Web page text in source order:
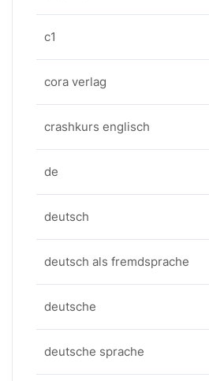
c1
cora verlag
crashkurs englisch
de
deutsch
deutsch als fremdsprache
deutsche
deutsche sprache